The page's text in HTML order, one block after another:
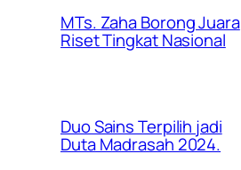
MTs. Zaha Borong Juara
Riset Tingkat Nasional
Duo Sains Terpilih jadi
Duta Madrasah 2024.